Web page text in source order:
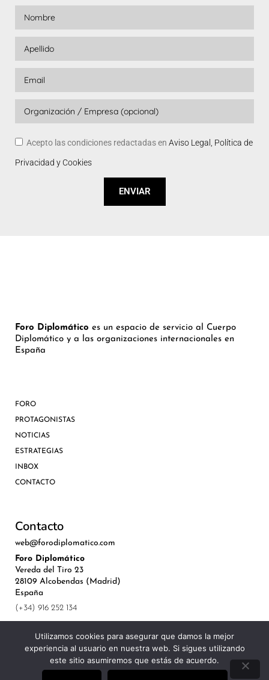
Acepto las condiciones redactadas en Aviso Legal, Política de
Privacidad y Cookies
ENVIAR
Foro Diplomático es un espacio de servicio al Cuerpo
Diplomático y a las organizaciones internacionales en
España
FORO
PROTAGONISTAS
NOTICIAS
ESTRATEGIAS
INBOX
CONTACTO
Contacto
web@forodiplomatico.com
Foro Diplomático
Vereda del Tiro 23
28109 Alcobendas (Madrid)
España
(+34) 916 252 134
Utilizamos cookies para asegurar que damos la mejor
experiencia al usuario en nuestra web. Si sigues utilizando
este sitio asumiremos que estás de acuerdo.